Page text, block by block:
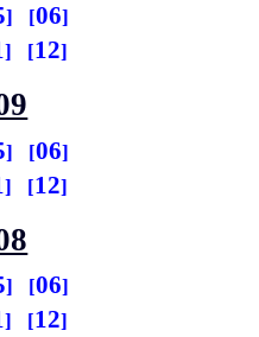
06
12
06
12
06
12